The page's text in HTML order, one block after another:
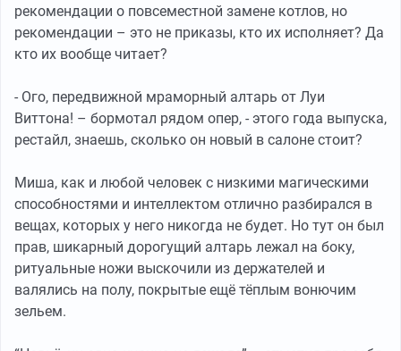
рекомендации о повсеместной замене котлов, но
рекомендации – это не приказы, кто их исполняет? Да
кто их вообще читает?
- Ого, передвижной мраморный алтарь от Луи
Виттона! – бормотал рядом опер, - этого года выпуска,
рестайл, знаешь, сколько он новый в салоне стоит?
Миша, как и любой человек с низкими магическими
способностями и интеллектом отлично разбирался в
вещах, которых у него никогда не будет. Но тут он был
прав, шикарный дорогущий алтарь лежал на боку,
ритуальные ножи выскочили из держателей и
валялись на полу, покрытые ещё тёплым вонючим
зельем.